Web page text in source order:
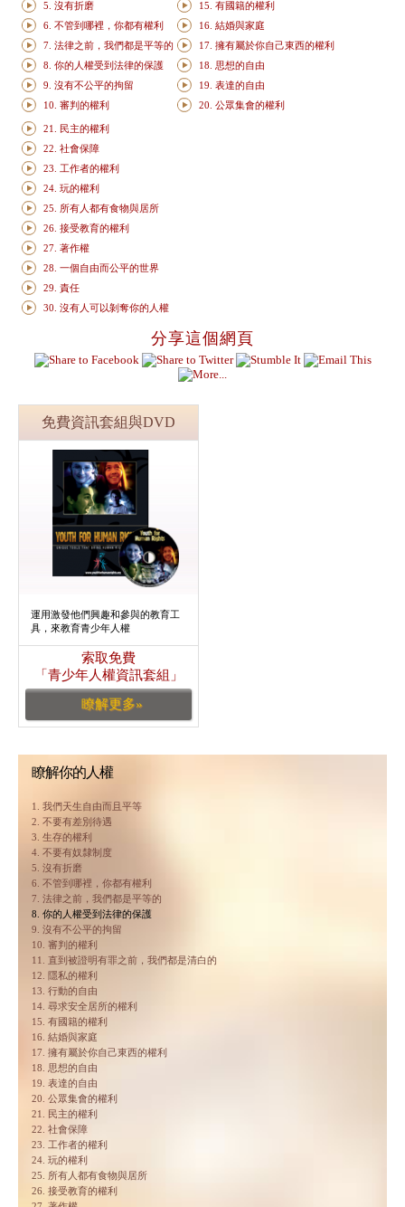
分享這個網頁
免費資訊套組與DVD
運用激發他們興趣和參與的教育工
具，來教育青少年人權
索取免費
「青少年人權資訊套組」
瞭解更多»
瞭解你的人權
1. 我們天生自由而且平等
2. 不要有差別待遇
3. 生存的權利
4. 不要有奴隸制度
5. 沒有折磨
6. 不管到哪裡，你都有權利
7. 法律之前，我們都是平等的
8. 你的人權受到法律的保護
9. 沒有不公平的拘留
10. 審判的權利
11. 直到被證明有罪之前，我們都是清白的
12. 隱私的權利
13. 行動的自由
14. 尋求安全居所的權利
15. 有國籍的權利
16. 結婚與家庭
17. 擁有屬於你自己東西的權利
18. 思想的自由
19. 表達的自由
20. 公眾集會的權利
21. 民主的權利
22. 社會保障
23. 工作者的權利
24. 玩的權利
25. 所有人都有食物與居所
26. 接受教育的權利
5. 沒有折磨
6. 不管到哪裡，你都有權利
7. 法律之前，我們都是平等的
8. 你的人權受到法律的保護
9. 沒有不公平的拘留
10. 審判的權利
15. 有國籍的權利
16. 結婚與家庭
17. 擁有屬於你自己東西的權利
18. 思想的自由
19. 表達的自由
20. 公眾集會的權利
21. 民主的權利
22. 社會保障
23. 工作者的權利
24. 玩的權利
25. 所有人都有食物與居所
26. 接受教育的權利
27. 著作權
28. 一個自由而公平的世界
29. 責任
30. 沒有人可以剝奪你的人權